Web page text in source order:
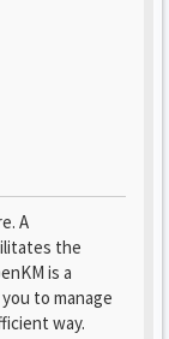
A
the
is a
to manage
way.